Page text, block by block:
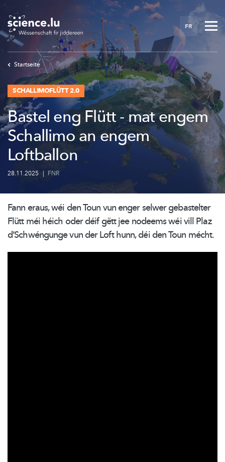
Skip
main
content
FR
Startseite
SCHALLIMOFLÜTT 2.0
Bastel eng Flütt - mat engem
Schallimo an engem
Loftballon
28.11.2025 | FNR
Fann eraus, wéi den Toun vun enger selwer gebastelter
Flütt méi héich oder déif gëtt jee nodeems wéi vill Plaz
d’Schwéngungevun der Loft hunn, déi den Toun mécht.